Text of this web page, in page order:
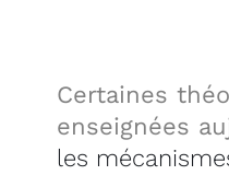
Certaines
enseignées
les